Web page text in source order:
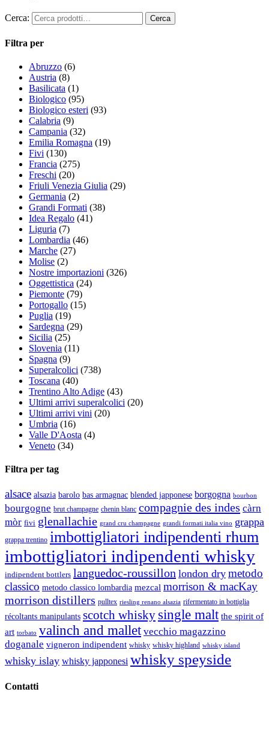
Cerca:
Filtra per
Abruzzo (6)
Austria (8)
Basilicata (1)
Biologico (95)
Biologico esteri (93)
Calabria (9)
Campania (32)
Emilia Romagna (19)
Fivi (130)
Francia (275)
Freschi (20)
Friuli Venezia Giulia (29)
Germania (2)
Grandi Formati (38)
Idea Regalo (41)
Liguria (7)
Lombardia (46)
Marche (27)
Molise (2)
Nostre importazioni (326)
Oggettistica (24)
Piemonte (79)
Portogallo (15)
Puglia (19)
Sardegna (29)
Sicilia (25)
Slovenia (11)
Spagna (9)
Superalcolici (738)
Toscana (40)
Trentino Alto Adige (43)
Ultimi arrivi superalcolici (20)
Ultimi arrivi vini (20)
Umbria (16)
Valle D'Aosta (4)
Veneto (34)
Filtra per tag
alsace alsazia barolo bas armagnac blended japponese borgogna bourbon
bourgogne brut champagne chenin blanc compagnie des indes càrn
mòr fivi glenallachie grand cru champagne grandi formati italia vino grappa
grappa trentino imbottigliatori indipendenti rhum
imbottigliatori indipendenti whisky
indipendent bottlers languedoc-roussillon london dry metodo
classico metodo classico lombardia mezcal morrison & macKay
morrison distillers pulltex riesling renano alsazia rifermentato in bottiglia
récoltants manipulants scotch whisky single malt the spirit of
art torbato valinch and mallet vecchio magazzino
doganale vigneron indipendent whisky whisky highland whisky island
whisky islay whisky japponesi whisky speyside
Contatti